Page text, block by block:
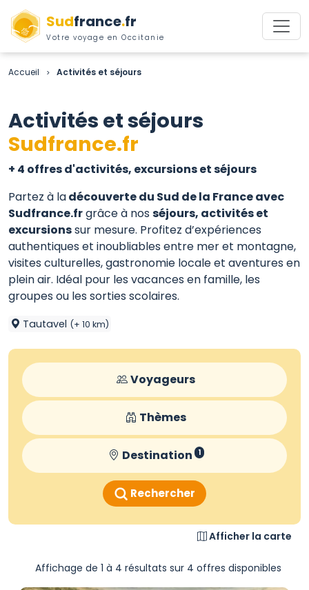
Sudfrance.fr
Votre voyage en Occitanie
Accueil > Activités et séjours
Activités et séjours
Sudfrance.fr
+ 4 offres d'activités, excursions et séjours
Partez à ladécouverte du Sud de la France avec
Sudfrance.frgrâce à nos séjours, activités et
excursionssur mesure. Profitez d’expériences
authentiques et inoubliables entre mer et montagne,
visites culturelles, gastronomie locale et aventures en
plein air. Idéal pour les vacances en famille, les
groupes ou les sorties scolaires.
Tautavel (+ 10 km)
Voyageurs
Thèmes
Destination 1
Rechercher
Afficher la carte
Affichage de 1 à 4 résultats sur 4 offres disponibles